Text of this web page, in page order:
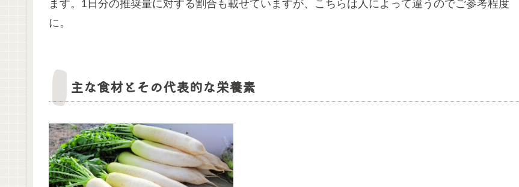
ます。1日分の推奨量に対する割合も載せていますが、こちらは人によって違うのでご参考程度
に。
主な食材とその代表的な栄養素